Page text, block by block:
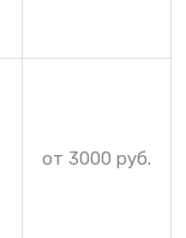
от 3000 руб.